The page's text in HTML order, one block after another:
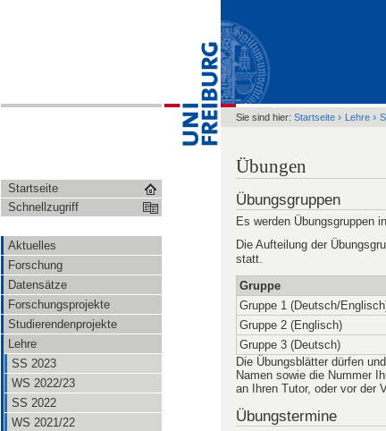
Startseite
Schnellzugriff
Aktuelles
Forschung
Datensätze
Forschungsprojekte
Studierendenprojekte
Lehre
SS 2023
WS 2022/23
SS 2022
WS 2021/22
Sie sind hier: Startseite › Lehre ›
Übungen
Übungsgruppen
Es werden Übungsgruppen
Die Aufteilung der
statt.
Gruppe
Gruppe 1 (Deutsch/
Gruppe 2 (Englisch)
Gruppe 3 (Deutsch)
Die Übungsblätter dürfen
Namen sowie die Nummer
an Ihren Tutor, oder vor der
Übungstermine